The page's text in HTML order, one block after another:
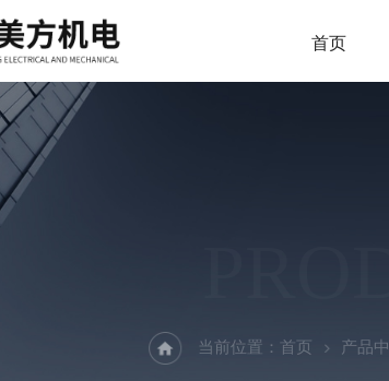
首页
当前位置： 首页 产品